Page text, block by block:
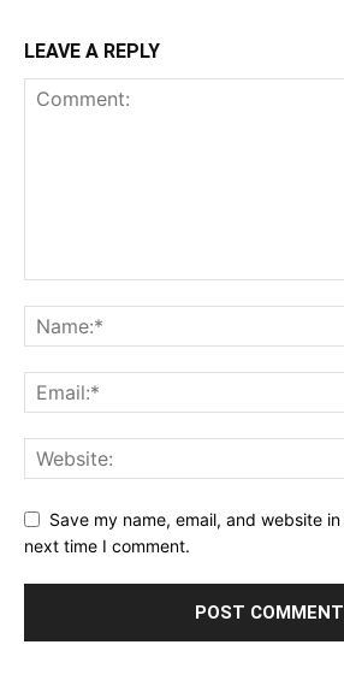
LEAVE A REPLY
Save my name, email, and website
next time I comment.